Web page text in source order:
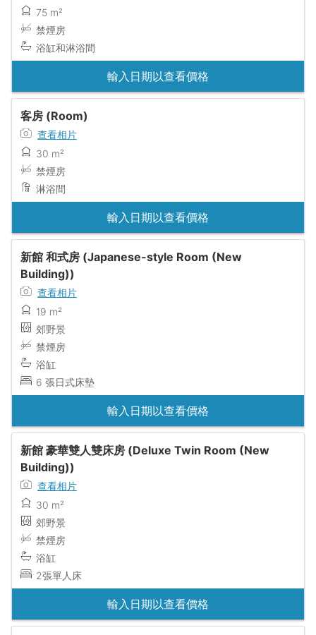
75 m²
禁煙房
浴缸和淋浴間
輸入日期以查看價格
客房 (Room)
查看相片
30 m²
禁煙房
淋浴間
輸入日期以查看價格
新館 和式房 (Japanese-style Room (New
Building))
查看相片
19 m²
郊野景
禁煙房
浴缸
6 張日式床墊
輸入日期以查看價格
新館 豪華雙人雙床房 (Deluxe Twin Room (New
Building))
查看相片
30 m²
郊野景
禁煙房
浴缸
2張單人床
輸入日期以查看價格